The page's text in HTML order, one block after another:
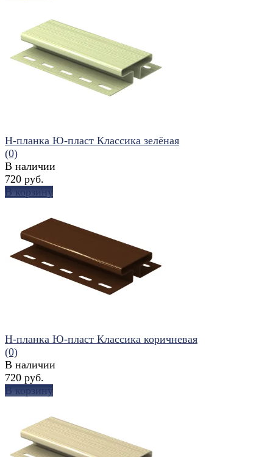
избранное сравнить
избранное сравнить
H-планка Ю-пласт Классика зелёная
(0)
В наличии
720 руб.
В корзину
избранное сравнить
H-планка Ю-пласт Классика коричневая
(0)
В наличии
720 руб.
В корзину